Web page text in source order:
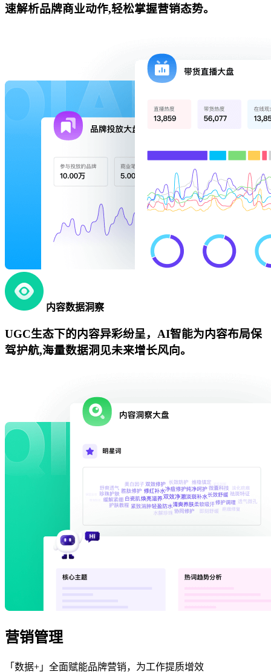
速解析品牌商业动作,轻松掌握营销态势。
内容数据洞察
UGC生态下的内容异彩纷呈，AI智能为内容布局保
驾护航,海量数据洞见未来增长风向。
营销管理
「数据+」全面赋能品牌营销，为工作提质增效